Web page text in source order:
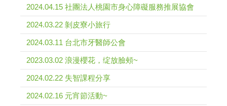
2024.04.15 社團法人桃園市身心障礙服務推展協會
2024.03.22 剝皮寮小旅行
2024.03.11 台北市牙醫師公會
2023.03.02 浪漫櫻花，绽放臉頰~
2024.02.22 失智課程分享
2024.02.16 元宵節活動~